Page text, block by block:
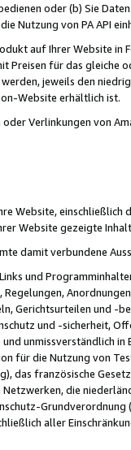
oder (b) Sie
Nutzung von PA API
auf Ihrer Website
Preisen für das
jeweils den
Website erhältlich ist.
Verlinkungen von
Website,
Website gezeigte
damit verbundene
und
Gerichtsurteilen und -
und -sicherheit,
unmissverständlich
für die Nutzung von
das französische
Netzwerken, die
aller